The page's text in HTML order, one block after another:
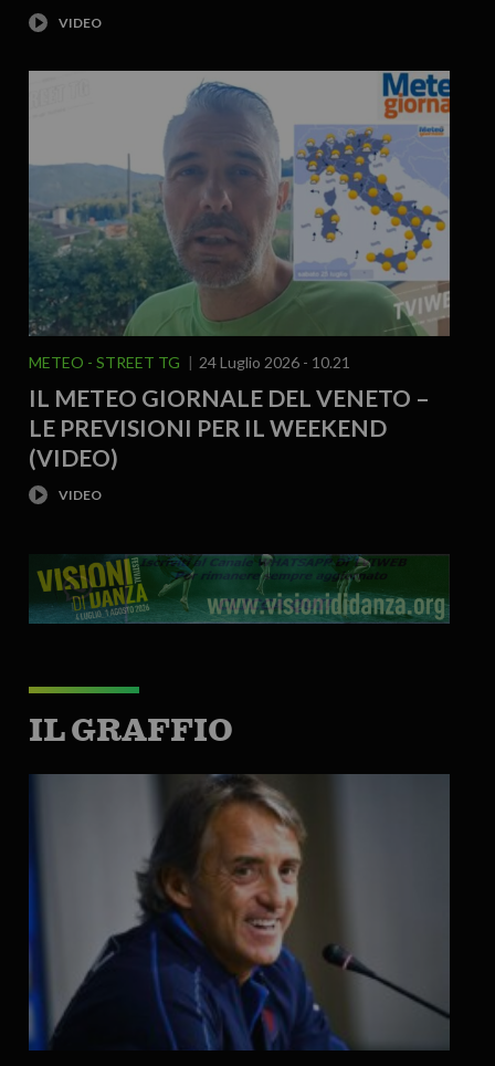
METEO STREET TG 24 Luglio 2026 - 10.21
IL METEO GIORNALE DEL VENETO –
LE PREVISIONI PER IL WEEKEND
(VIDEO)
IL GRAFFIO